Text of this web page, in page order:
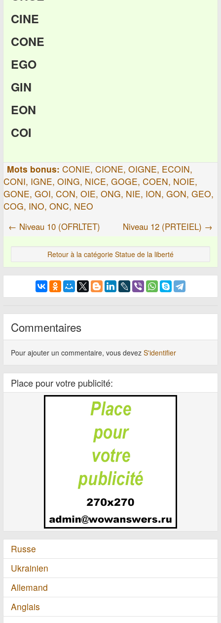
CINE
CONE
EGO
GIN
EON
COI
Mots bonus: CONIE, CIONE, OIGNE, ECOIN,
CONI, IGNE, OING, NICE, GOGE, COEN, NOIE,
GONE, GOI, CON, OIE, ONG, NIE, ION, GON, GEO,
COG, INO, ONC, NEO
← Niveau 10 (OFRLTET) Niveau 12 (PRTEIEL) →
Retour à la catégorie Statue de la liberté
Commentaires
Pour ajouter un commentaire, vous devez S'identifier
Place pour votre publicité:
Russe
Ukrainien
Allemand
Anglais